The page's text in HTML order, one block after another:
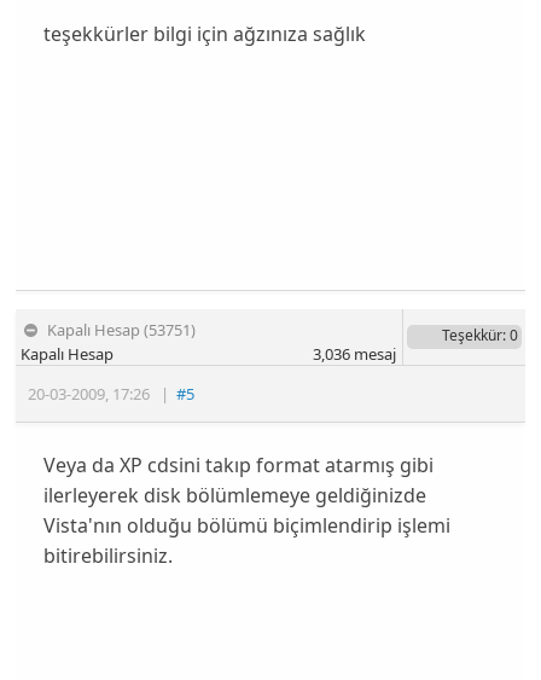
teşekkürler bilgi için ağzınıza sağlık
Kapalı Hesap (53751)
20-03-2009, 17:26 |#5
Kapalı Hesap
Teşekkür: 0
3,036mesaj
Veya da XP cdsini takıp format atarmış gibi
ilerleyerek disk bölümlemeye geldiğinizde
Vista'nın olduğu bölümü biçimlendirip işlemi
bitirebilirsiniz.